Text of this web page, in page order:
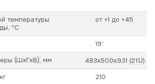
температуры
ºС
от +1 до +45
19’’
(ШхГхВ), мм
483х500х931 (21U)
210